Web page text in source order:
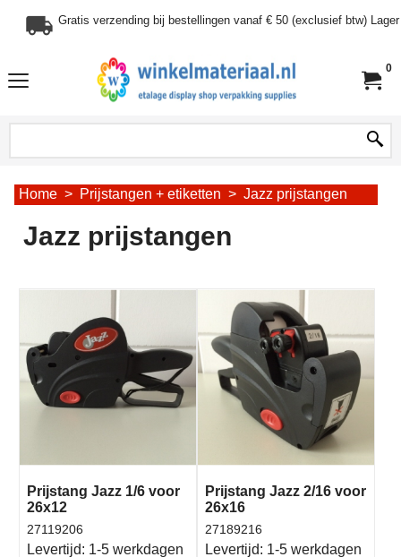
Gratis verzending bij bestellingen vanaf € 50 (exclusief btw)
0
Home > Prijstangen + etiketten > Jazz prijstangen
Jazz prijstangen
Prijstang Jazz 1/6 voor
26x12
27119206
Levertijd: 1-5 werkdagen
Prijstang Jazz 2/16 voor
26x16
27189216
Levertijd: 1-5 werkdagen